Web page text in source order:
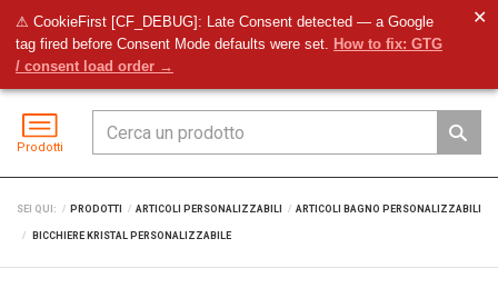
⚠ CookieFirst [CF_DEBUG]: Late Consent detected — a Google
tag fired before Consent Mode defaults were set. How to fix: GTG
/ consent load order →
✕
Prodotti
SEI QUI: PRODOTTI ARTICOLI PERSONALIZZABILI ARTICOLI BAGNO PERSONALIZZABILI
BICCHIERE KRISTAL PERSONALIZZABILE